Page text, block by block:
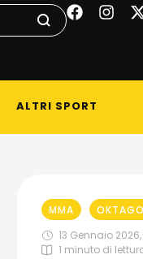
ALTRI SPORT
MMA
13 Gennaio
1 minuto di